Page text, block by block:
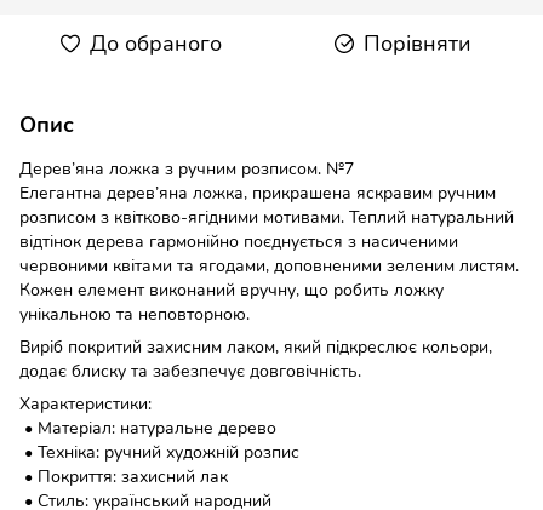
До обраного Порівняти
Опис
Дерев’яна ложка з ручним розписом. №7
Елегантна дерев’яна ложка, прикрашена яскравим ручним
розписом з квітково-ягідними мотивами. Теплий натуральний
відтінок дерева гармонійно поєднується з насиченими
червоними квітами та ягодами, доповненими зеленим листям.
Кожен елемент виконаний вручну, що робить ложку
унікальною та неповторною.
Виріб покритий захисним лаком, який підкреслює кольори,
додає блиску та забезпечує довговічність.
Характеристики:
• Матеріал: натуральне дерево
• Техніка: ручний художній розпис
• Покриття: захисний лак
• Стиль: український народний